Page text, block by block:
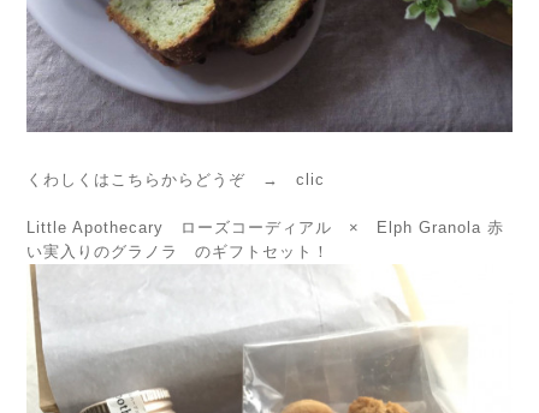
くわしくはこちらからどうぞ → clic
Little Apothecary ローズコーディアル × Elph Granola 赤
い実入りのグラノラ のギフトセット！